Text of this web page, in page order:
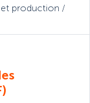
et production